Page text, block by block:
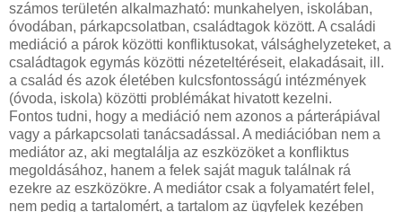
számos területén alkalmazható: munkahelyen, iskolában,
óvodában, párkapcsolatban, családtagok között. A családi
mediáció a párok közötti konfliktusokat, válsághelyzeteket, a
családtagok egymás közötti nézeteltéréseit, elakadásait, ill.
a család és azok életében kulcsfontosságú intézmények
(óvoda, iskola) közötti problémákat hivatott kezelni.
Fontos tudni, hogy a mediáció nem azonos a párterápiával
vagy a párkapcsolati tanácsadással. A mediációban nem a
mediátor az, aki megtalálja az eszközöket a konfliktus
megoldásához, hanem a felek saját maguk találnak rá
ezekre az eszközökre. A mediátor csak a folyamatért felel,
nem pedig a tartalomért, a tartalom az ügyfelek kezében